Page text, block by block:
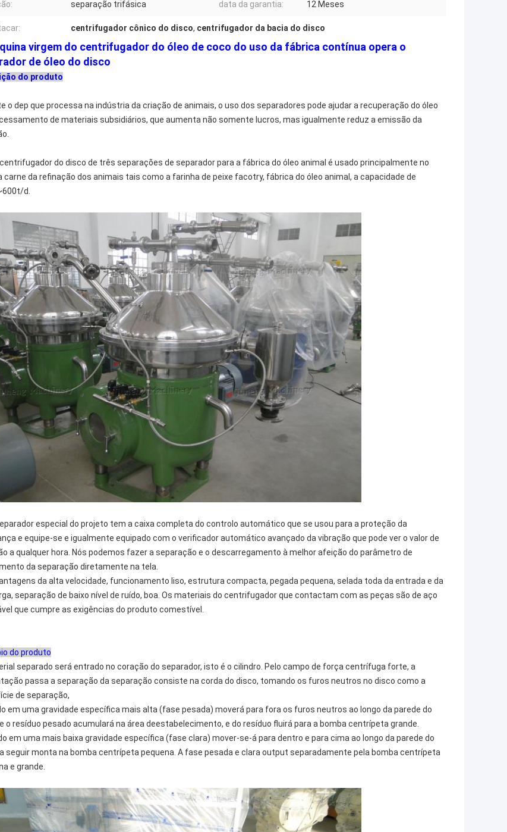
separação trifásica data da garantia: 12 Meses
centrifugador cônico do disco, centrifugador da bacia do disco
virgem do centrifugador do óleo de coco do uso da fábrica contínua opera o
de óleo do disco
do produto
o dep que processa na indústria da criação de animais, o uso dos separadores pode ajudar a recuperação do óleo
de materiais subsidiários, que aumenta não somente lucros, mas igualmente reduz a emissão da
do disco de três separações de separador para a fábrica do óleo animal é usado principalmente no
carne da refinação dos animais tais como a farinha de peixe facotry, fábrica do óleo animal, a capacidade de
d.
especial do projeto tem a caixa completa do controlo automático que se usou para a proteção da
e equipe-se e igualmente equipado com o verificador automático avançado da vibração que pode ver o valor de
a qualquer hora. Nós podemos fazer a separação e o descarregamento à melhor afeição do parâmetro de
da separação diretamente na tela.
da alta velocidade, funcionamento liso, estrutura compacta, pegada pequena, selada toda da entrada e da
separação de baixo nível de ruído, boa. Os materiais do centrifugador que contactam com as peças são de aço
que cumpre as exigências do produto comestível.
do produto
separado será entrado no coração do separador, isto é o cilindro. Pelo campo de força centrífuga forte, a
passa a separação da separação consiste na corda do disco, tomando os furos neutros no disco como a
de separação,
em uma gravidade específica mais alta (fase pesada) moverá para fora os furos neutros ao longo da parede do
o resíduo pesado acumulará na área deestabelecimento, e do resíduo fluirá para a bomba centrípeta grande.
em uma mais baixa gravidade específica (fase clara) mover-se-á para dentro e para cima ao longo da parede do
seguir monta na bomba centrípeta pequena. A fase pesada e clara output separadamente pela bomba centrípeta
e grande.